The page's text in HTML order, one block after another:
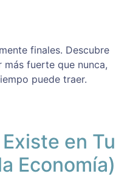
finales. Descubre
fuerte que nunca,
puede traer.
en Tu
Economía)